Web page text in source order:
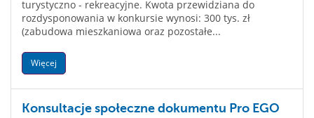
turystyczno - rekreacyjne. Kwota przewidziana do
rozdysponowania w konkursie wynosi: 300 tys. zł
(zabudowa mieszkaniowa oraz pozostałe...
Więcej
Konsultacje społeczne dokumentu Pro EGO